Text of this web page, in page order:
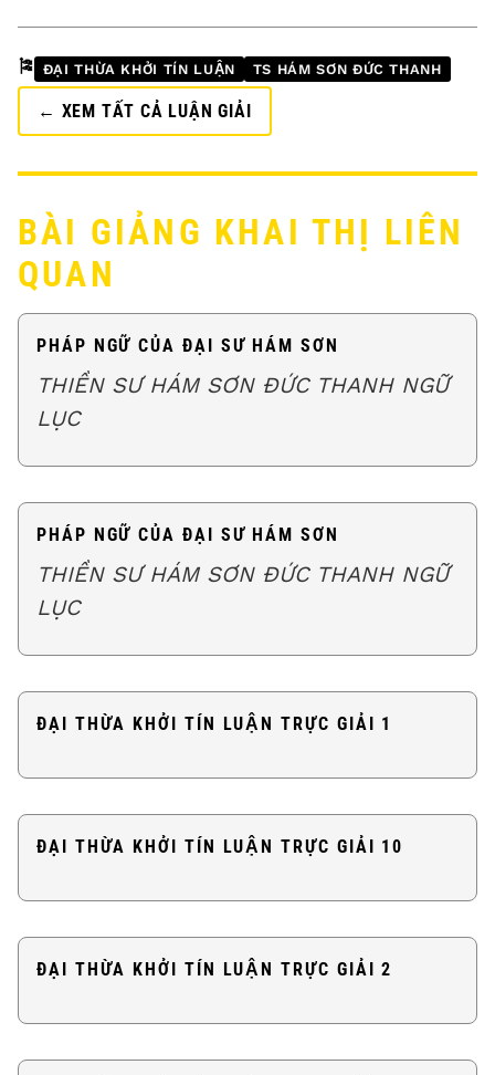
🎏 ĐẠI THỪA KHỞI TÍN LUẬN TS HÁM SƠN ĐỨC THANH
← XEM TẤT CẢ LUẬN GIẢI
BÀI GIẢNG KHAI THỊ LIÊN
QUAN
PHÁP NGỮ CỦA ĐẠI SƯ HÁM SƠN
THIỀN SƯ HÁM SƠN ĐỨC THANH NGỮ
LỤC
PHÁP NGỮ CỦA ĐẠI SƯ HÁM SƠN
THIỀN SƯ HÁM SƠN ĐỨC THANH NGỮ
LỤC
ĐẠI THỪA KHỞI TÍN LUẬN TRỰC GIẢI 1
ĐẠI THỪA KHỞI TÍN LUẬN TRỰC GIẢI 10
ĐẠI THỪA KHỞI TÍN LUẬN TRỰC GIẢI 2